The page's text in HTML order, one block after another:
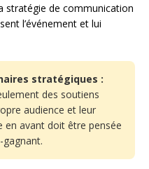
stratégie de communication
l’événement et lui
stratégiques :
des soutiens
audience et leur
en avant doit être pensée